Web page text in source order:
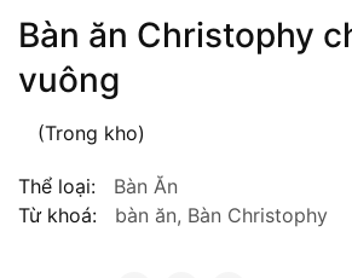
Bàn ăn Christophy
vuông
(Trong kho)
Thể loại:
Bàn Ăn
Từ khoá:
bàn ăn, Bàn Christophy